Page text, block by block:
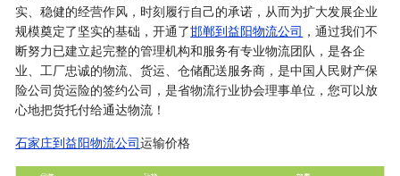
实、稳健的经营作风，时刻履行自己的承诺，从而为扩大发展企业
规模奠定了坚实的基础，开通了邯郸到益阳物流公司 ，通过我们不
断努力已建立起完整的管理机构和服务有专业物流团队，是各企
业、工厂忠诚的物流、货运、仓储配送服务商，是中国人民财产保
险公司货运险的签约公司，是省物流行业协会理事单位，您可以放
心地把货托付给通达物流！
石家庄到益阳物流公司运输价格